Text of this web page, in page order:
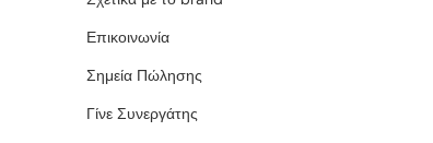
Επικοινωνία
Σημεία Πώλησης
Γίνε Συνεργάτης